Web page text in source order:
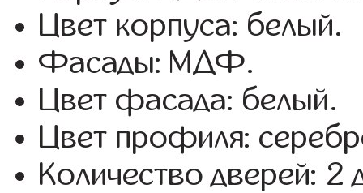
Цвет корпуса: белый.
Фасады: МДФ.
Цвет фасада: белый.
Цвет профиля:
Количество дверей: 2